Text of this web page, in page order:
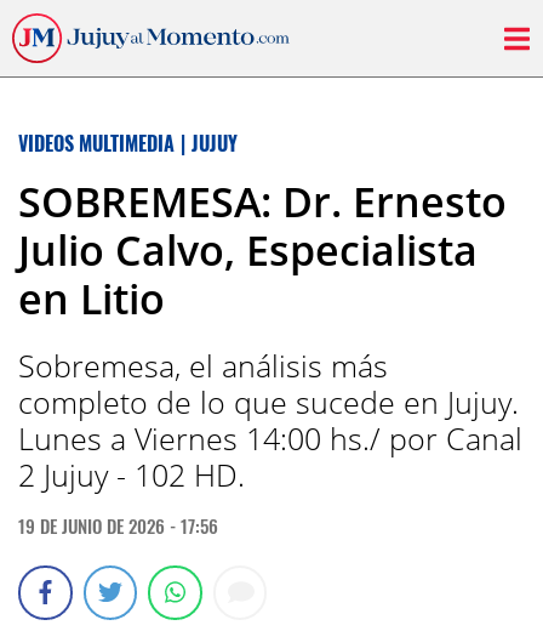
VIDEOS MULTIMEDIA | JUJUY
SOBREMESA: Dr. Ernesto
Julio Calvo, Especialista
en Litio
Sobremesa, el análisis más
completo de lo que sucede en Jujuy.
Lunes a Viernes 14:00 hs./ por Canal
2 Jujuy - 102 HD.
19 DE JUNIO DE 2026 - 17:56